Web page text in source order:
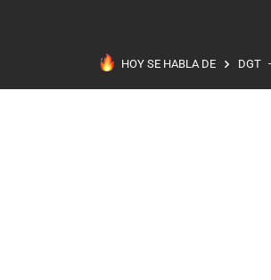
HOY SE HABLA DE DGT